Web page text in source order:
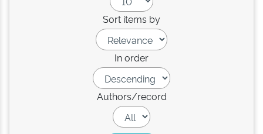
Sort items by
In order
Authors/record